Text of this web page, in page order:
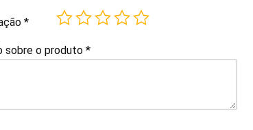
*
sobre o produto *